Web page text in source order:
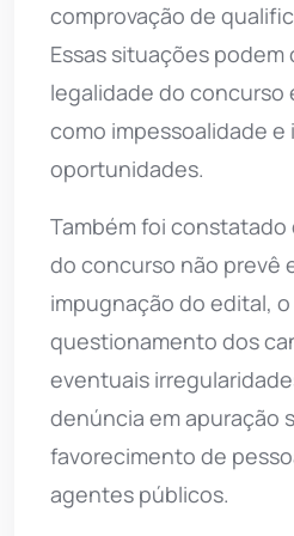
comprovação de
Essas situações
legalidade do concurso
como impessoalidade e
oportunidades.
Também foi
do concurso não prevê
impugnação do edital,
questionamento dos
eventuais
denúncia em apuração
favorecimento de
agentes públicos.